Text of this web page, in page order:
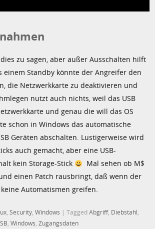
zu sagen, aber außer Ausschalten hilft
einem Standby könnte der Angreifer den
die Netzwerkkarte zu deaktivieren und
nutzt auch nichts, weil das USB
und genau die will das OS
schon in Windows das automatische
Geräten abschalten. Lustigerweise wird
auch gemacht, aber eine USB-
kein Storage-Stick
Mal sehen ob M$
einen Patch rausbringt, daß wenn der
Automatismen greifen.
,Security ,Windows |TaggedAbgriff, Diebstahl
,Windows ,Zugangsdaten